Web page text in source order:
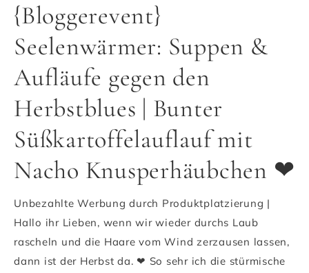
{Bloggerevent}
Seelenwärmer: Suppen &
Aufläufe gegen den
Herbstblues | Bunter
Süßkartoffelauflauf mit
Nacho Knusperhäubchen ❤
Unbezahlte Werbung durch Produktplatzierung |
Hallo ihr Lieben, wenn wir wieder durchs Laub
rascheln und die Haare vom Wind zerzausen lassen,
dann ist der Herbst da. ❤ So sehr ich die stürmische